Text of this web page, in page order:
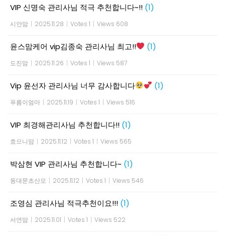
VIP 신명숙 관리사님 적극 추천합니다~!! (1)
시안맘 | 2025.11.28 | Votes 1 | Views 608
윤스맘케어 vip김종숙 관리사님 최고!! (1)
도진맘 | 2025.11.26 | Votes 1 | Views 587
Vip 윤선자 관리사님 너무 감사합니다 (1)
푸름이엄마 | 2025.11.19 | Votes 1 | Views 516
VIP 최경해관리사님 추천합니다!! (1)
효으니맘 | 2025.11.12 | Votes 1 | Views 565
박삼현 VIP 관리사님 추천합니다~ (1)
동대문초산모 | 2025.11.12 | Votes 1 | Views 546
조영심 관리사님 적극추천이요!!! (1)
서연맘 | 2025.11.01 | Votes 1 | Views 522